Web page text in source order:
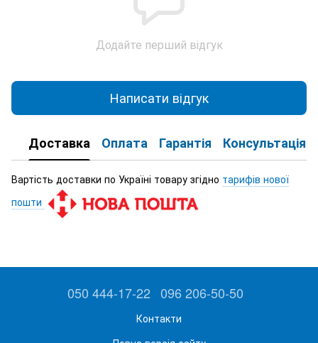
Додайте перший відгук
Написати відгук
Доставка Оплата Гарантія Консультація
Вартість доставки по Україні товару згідно тарифів нової
пошти
050 444-17-22 096 206-50-50
Контакти